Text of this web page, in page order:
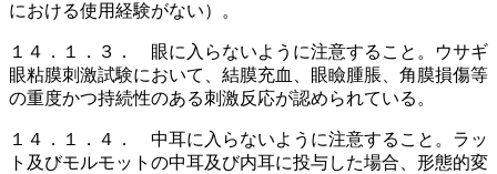
における使用経験がない）。
１４．１．３． 眼に入らないように注意すること。ウサギ
眼粘膜刺激試験において、結膜充血、眼瞼腫脹、角膜損傷等
の重度かつ持続性のある刺激反応が認められている。
１４．１．４． 中耳に入らないように注意すること。ラッ
ト及びモルモットの中耳及び内耳に投与した場合、形態的変